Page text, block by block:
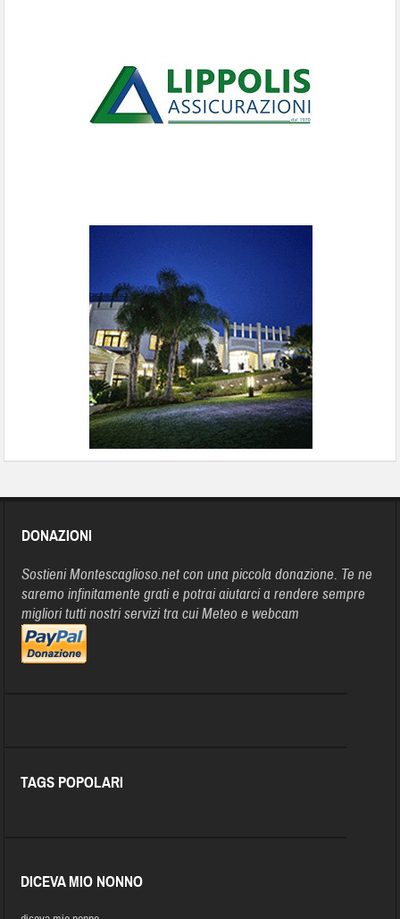
DONAZIONI
Sostieni Montescaglioso.net con una piccola donazione. Te ne
saremo infinitamente grati e potrai aiutarci a rendere sempre
migliori tutti nostri servizi tra cui Meteo e webcam
TAGS POPOLARI
DICEVA MIO NONNO